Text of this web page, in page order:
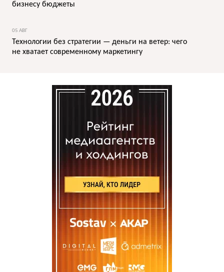
бизнесу бюджеты
05 АВГ
Технологии без стратегии — деньги на ветер: чего
не хватает современному маркетингу